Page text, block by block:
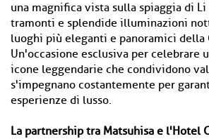
una magnifica vista sulla spiaggia di
tramonti e splendide illuminazioni
luoghi più eleganti e panoramici della
Un'occasione esclusiva per celebrare
icone leggendarie che condividono
s'impegnano costantemente per
esperienze di lusso.
La partnership tra Matsuhisa e l'Hotel